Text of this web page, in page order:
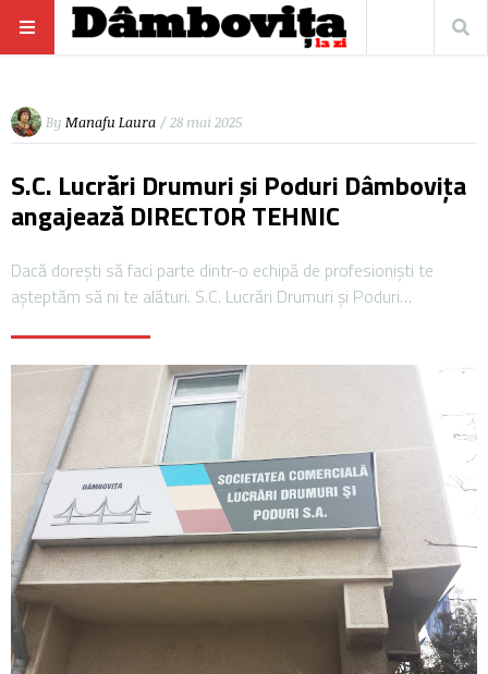
By Manafu Laura / 28 mai 2025
S.C. Lucrări Drumuri și Poduri Dâmbovița
angajează DIRECTOR TEHNIC
Dacă dorești să faci parte dintr-o echipă de profesioniști te
așteptăm să ni te alături. S.C. Lucrări Drumuri și Poduri…